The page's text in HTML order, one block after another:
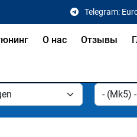
Telegram:
О нас Отзывы